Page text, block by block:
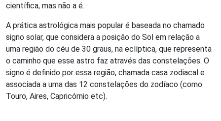
científica, mas não a é.
A prática astrológica mais popular é baseada no chamado
signo solar, que considera a posição do Sol em relação a
uma região do céu de 30 graus, na eclíptica, que representa
o caminho que esse astro faz através das constelações. O
signo é definido por essa região, chamada casa zodiacal e
associada a uma das 12 constelações do zodíaco (como
Touro, Aires, Capricórnio etc).